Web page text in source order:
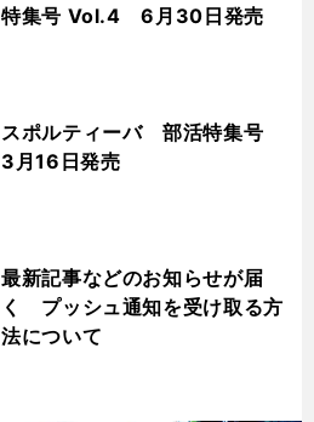
特集号 Vol.4 6月30日発売
スポルティーバ 部活特集号
3月16日発売
最新記事などのお知らせが届
く プッシュ通知を受け取る方
法について